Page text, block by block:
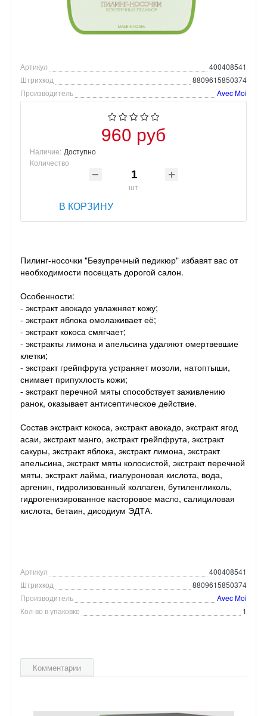
Артикул
400408541
Штрихкод
8809615850374
Производитель
Avec Moi
960 руб
Наличие: Доступно
Количество
шт
В КОРЗИНУ
Пилинг-носочки "Безупречный педикюр" избавят вас от
необходимости посещать дорогой салон.
Особенности:
- экстракт авокадо увлажняет кожу;
- экстракт яблока омолаживает её;
- экстракт кокоса смягчает;
- экстракты лимона и апельсина удаляют омертвевшие
клетки;
- экстракт грейпфрута устраняет мозоли, натоптыши,
снимает припухлость кожи;
- экстракт перечной мяты способствует заживлению
ранок, оказывает антисептическое действие.
Состав экстракт кокоса, экстракт авокадо, экстракт ягод
асаи, экстракт манго, экстракт грейпфрута, экстракт
сакуры, экстракт яблока, экстракт лимона, экстракт
апельсина, экстракт мяты колосистой, экстракт перечной
мяты, экстракт лайма, гиалуроновая кислота, вода,
аргенин, гидролизованный коллаген, бутиленгликоль,
гидрогенизированное касторовое масло, салициловая
кислота, бетаин, дисодиум ЭДТА.
Артикул
400408541
Штрихкод
8809615850374
Производитель
Avec Moi
Кол-во в упаковке
1
Комментарии